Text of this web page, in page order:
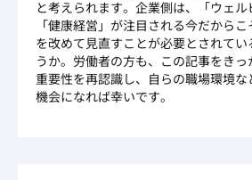
と考えられます。企業側は、「ウェ
「健康経営」が注目される今だから
を改めて見直すことが必要とされてい
うか。労働者の方も、この記事をき
重要性を再認識し、自らの職場環境な
機会になれば幸いです。